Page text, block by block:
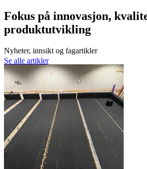
Fokus på innovasjon,
produktutvikling
Nyheter, innsikt og fagartikler
Se alle artikler